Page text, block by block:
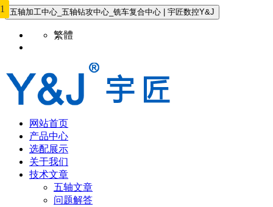
五轴加工中心_五轴钻攻中心_铣车复合中心 | 宇匠数控Y&J
繁體
网站首页
产品中心
选配展示
关于我们
技术文章
五轴文章
问题解答